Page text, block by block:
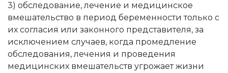
3) обследование, лечение и медицинское
вмешательство в период беременности только с
их согласия или законного представителя, за
исключением случаев, когда промедление
обследования, лечения и проведения
медицинских вмешательств угрожает жизни